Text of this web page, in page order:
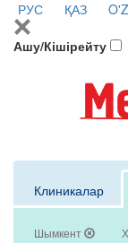
РУС ҚАЗ O'Z
Ашу/Кішірейту
Клиникалар
Шымкент